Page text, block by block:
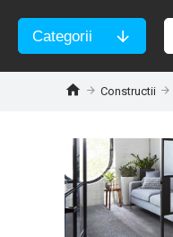
Categorii
Constructii